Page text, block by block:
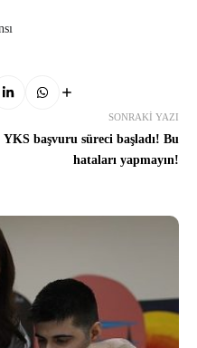
SONRAKI YAZI
YKS başvuru süreci başladı! Bu
hataları yapmayın!